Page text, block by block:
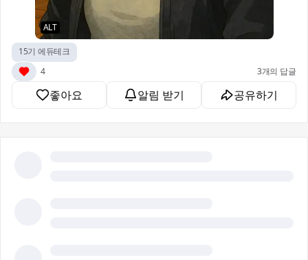
ALT
15기 에듀테크
4
3개의 답글
좋아요 알림 받기 공유하기